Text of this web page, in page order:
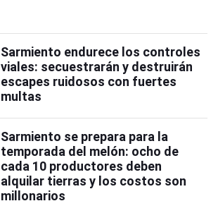
Sarmiento endurece los controles
viales: secuestrarán y destruirán
escapes ruidosos con fuertes
multas
Sarmiento se prepara para la
temporada del melón: ocho de
cada 10 productores deben
alquilar tierras y los costos son
millonarios